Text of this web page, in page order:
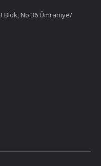
Blok, No:36 Ümraniye/